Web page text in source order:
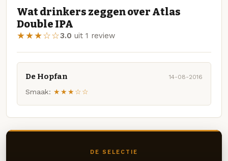
Wat drinkers zeggen over Atlas
Double IPA
★★★☆☆3.0 uit 1 review
De Hopfan 14-08-2016
Smaak: ★★★☆☆
DE SELECTIE